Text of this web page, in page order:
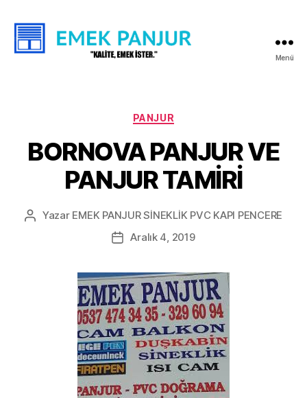
PENCERE
İMALAT
Menü
Kategoriler
PANJUR
BORNOVA PANJUR VE
PANJUR TAMİRİ
Yazının
Yazar EMEK PANJUR SİNEKLİK PVC KAPI PENCERE
YazıAralık 4, 2019